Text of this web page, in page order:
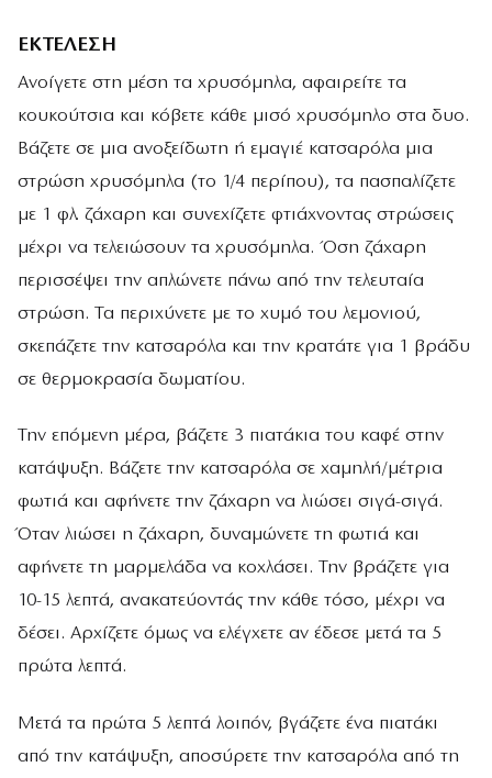
ΕΚΤΕΛΕΣΗ
Ανοίγετε στη μέση τα χρυσόμηλα, αφαιρείτε τα
κουκούτσια και κόβετε κάθε μισό χρυσόμηλο στα δυο.
Βάζετε σε μια ανοξείδωτη ή εμαγιέ κατσαρόλα μια
στρώση χρυσόμηλα (το 1/4 περίπου), τα πασπαλίζετε
με 1 φλ. ζάχαρη και συνεχίζετε φτιάχνοντας στρώσεις
μέχρι να τελειώσουν τα χρυσόμηλα. Όση ζάχαρη
περισσέψει την απλώνετε πάνω από την τελευταία
στρώση. Τα περιχύνετε με το χυμό του λεμονιού,
σκεπάζετε την κατσαρόλα και την κρατάτε για 1 βράδυ
σε θερμοκρασία δωματίου.
Την επόμενη μέρα, βάζετε 3 πιατάκια του καφέ στην
κατάψυξη. Βάζετε την κατσαρόλα σε χαμηλή/μέτρια
φωτιά και αφήνετε την ζάχαρη να λιώσει σιγά-σιγά.
Όταν λιώσει η ζάχαρη, δυναμώνετε τη φωτιά και
αφήνετε τη μαρμελάδα να κοχλάσει. Την βράζετε για
10-15 λεπτά, ανακατεύοντάς την κάθε τόσο, μέχρι να
δέσει. Αρχίζετε όμως να ελέγχετε αν έδεσε μετά τα 5
πρώτα λεπτά.
Μετά τα πρώτα 5 λεπτά λοιπόν, βγάζετε ένα πιατάκι
από την κατάψυξη, αποσύρετε την κατσαρόλα από τη